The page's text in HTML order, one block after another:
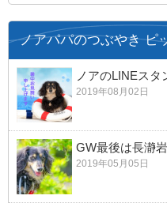
ノアパパのつぶやき ピ
ノアのLINEスタ
2019年08月02日
GW最後は長瀞
2019年05月05日